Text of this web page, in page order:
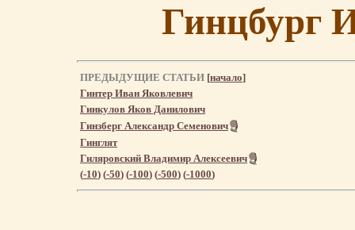
Гинцбург
ПРЕДЫДУЩИЕ СТАТЬИ [начало]
Гинтер Иван Яковлевич
Гинкулов Яков Данилович
Гинзберг Александр Семенович
Гинглят
Гиляровский Владимир Алексеевич
(-10) (-50) (-100) (-500) (-1000)